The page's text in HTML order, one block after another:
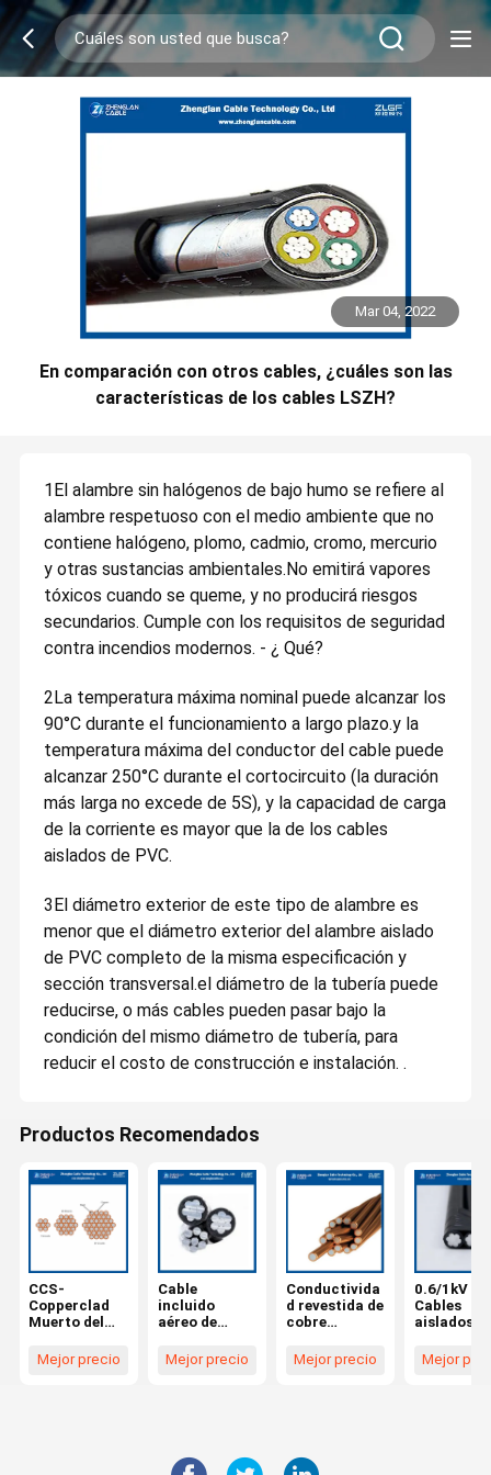
Mar 04, 2022
En comparación con otros cables, ¿cuáles son las
características de los cables LSZH?
1El alambre sin halógenos de bajo humo se refiere al
alambre respetuoso con el medio ambiente que no
contiene halógeno, plomo, cadmio, cromo, mercurio
y otras sustancias ambientales.No emitirá vapores
tóxicos cuando se queme, y no producirá riesgos
secundarios. Cumple con los requisitos de seguridad
contra incendios modernos. - ¿ Qué?
2La temperatura máxima nominal puede alcanzar los
90°C durante el funcionamiento a largo plazo.y la
temperatura máxima del conductor del cable puede
alcanzar 250°C durante el cortocircuito (la duración
más larga no excede de 5S), y la capacidad de carga
de la corriente es mayor que la de los cables
aislados de PVC.
3El diámetro exterior de este tipo de alambre es
menor que el diámetro exterior del alambre aislado
de PVC completo de la misma especificación y
sección transversal.el diámetro de la tubería puede
reducirse, o más cables pueden pasar bajo la
condición del mismo diámetro de tubería, para
reducir el costo de construcción e instalación. .
Productos Recomendados
CCS-
Copperclad
Muerto del
acero suave
recocido
Mejor precio
Cable
incluido
aéreo de
de fase
AAC/XLPE+A
desnudo
Mejor precio
Conductivida
d revestida de
cobre
2AWG
7/2.59m m del
Mejor precio
0.6/1kV
Cables
aislados
AAC/XLPE
Mejor